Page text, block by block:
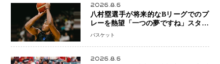
2026.8.6
八村塁選手が将来的なBリーグでのプ
レーを熱望「一つの夢ですね」スター
帰還がリーグ価値を押し上げる可能性
バスケット
2026.8.6